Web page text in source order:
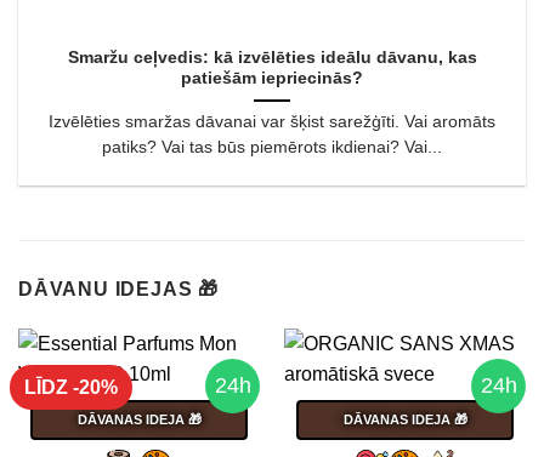
Smaržu ceļvedis: kā izvēlēties ideālu dāvanu, kas
patiešām iepriecinās?
Izvēlēties smaržas dāvanai var šķist sarežģīti. Vai aromāts
patiks? Vai tas būs piemērots ikdienai? Vai...
DĀVANU IDEJAS 🎁
24h
LĪDZ -20%
DĀVANAS IDEJA 🎁
24h
DĀVANAS IDEJA 🎁